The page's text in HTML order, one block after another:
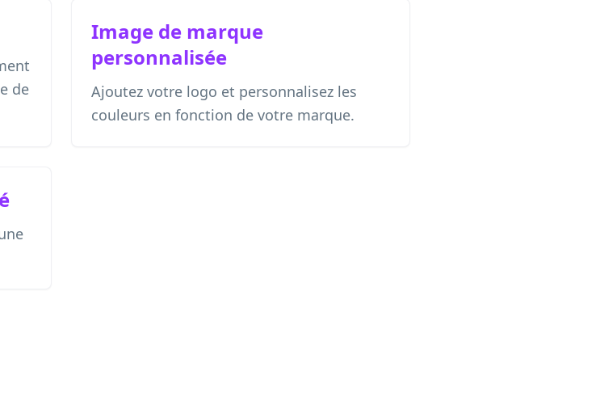
de
Image de marque
personnalisée
Ajoutez votre logo et personnalisez les
couleurs en fonction de votre marque.